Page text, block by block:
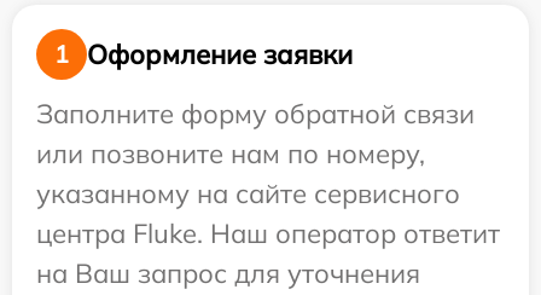
1
Оформление заявки
Заполните форму обратной связи
или позвоните нам по номеру,
указанному на сайте сервисного
центра Fluke. Наш оператор ответит
на Ваш запрос для уточнения